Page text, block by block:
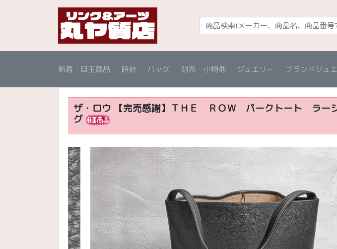
新着・目玉商品 時計 バッグ 財布・小物他 ジュエリー ブランドジュ
ザ・ロウ 【完売感謝】ＴＨＥ ＲＯＷ パークトート ラ
グ